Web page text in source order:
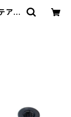
アリ